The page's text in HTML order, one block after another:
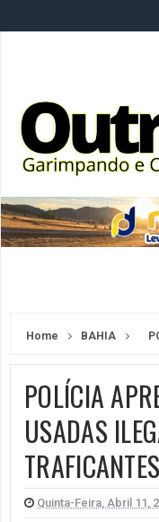
Home BAHIA
POLÍCIA
USADAS
TRAFICANTES
Quinta-Feira, Abril 11,